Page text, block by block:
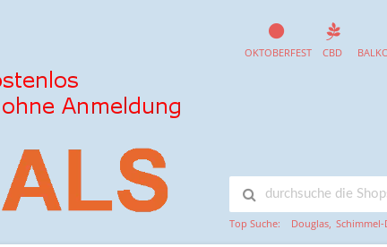
OKTOBERFEST CBD
Top Suche: Douglas,